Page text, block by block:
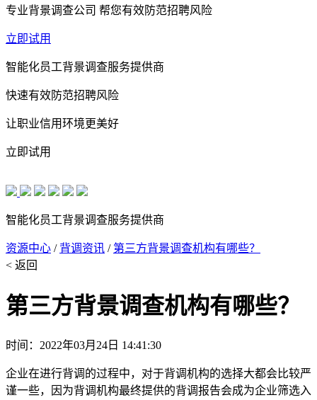
专业背景调查公司 帮您有效防范招聘风险
立即试用
智能化员工背景调查服务提供商
快速有效防范招聘风险
让职业信用环境更美好
立即试用
智能化员工背景调查服务提供商
资源中心 / 背调资讯 / 第三方背景调查机构有哪些？
< 返回
第三方背景调查机构有哪些？
时间：2022年03月24日 14:41:30
企业在进行背调的过程中，对于背调机构的选择大都会比较严
谨一些，因为背调机构最终提供的背调报告会成为企业筛选入